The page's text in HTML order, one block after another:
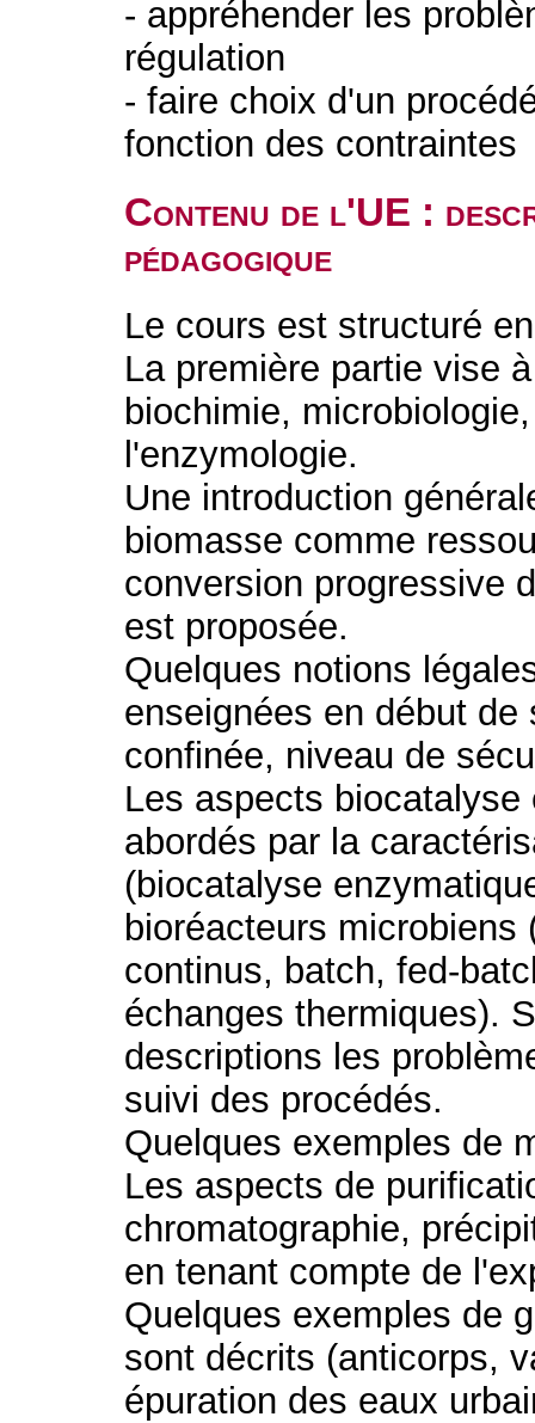
- appréhender les
régulation
- faire choix d'un
fonction des contraintes
Contenu de l'UE :
pédagogique
Le cours est structuré
La première partie vise
biochimie,
l'enzymologie.
Une introduction
biomasse comme
conversion progressive
est proposée.
Quelques notions
enseignées en début
confinée, niveau de
Les aspects
abordés par la
(biocatalyse
bioréacteurs
continus, batch, fed-
échanges thermiques).
descriptions les
suivi des procédés.
Quelques exemples de
Les aspects de
chromatographie,
en tenant compte de
Quelques exemples de
sont décrits (anticorps,
épuration des eaux